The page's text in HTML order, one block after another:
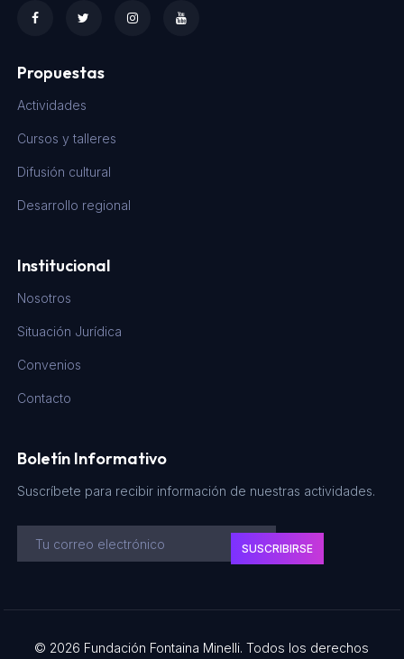
Propuestas
Actividades
Cursos y talleres
Difusión cultural
Desarrollo regional
Institucional
Nosotros
Situación Jurídica
Convenios
Contacto
Boletín Informativo
Suscríbete para recibir información de nuestras actividades.
SUSCRIBIRSE
© 2026 Fundación Fontaina Minelli. Todos los derechos